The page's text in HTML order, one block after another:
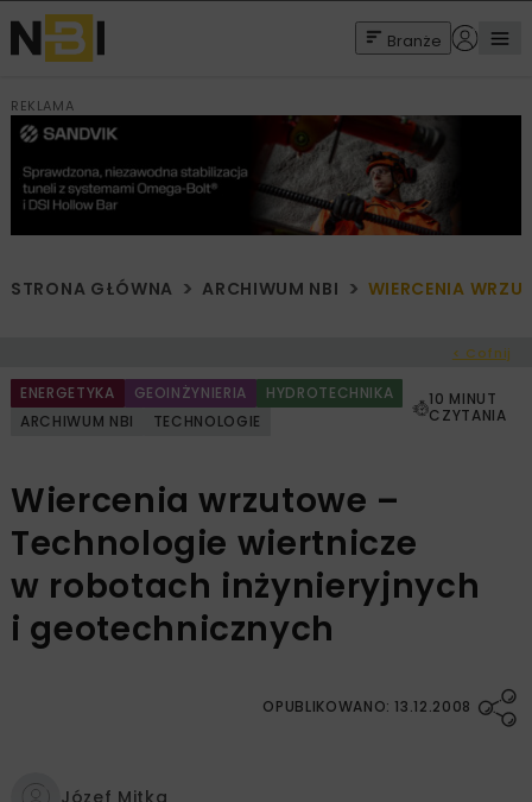
Branże
REKLAMA
STRONA GŁÓWNA ARCHIWUM NBI WIERCENIA
< Cofnij
ENERGETYKA GEOINŻYNIERIA
HYDROTECHNIKA
ARCHIWUM NBI
TECHNOLOGIE
10 MINUT
CZYTANIA
Wiercenia wrzutowe –
Technologie wiertnicze
w robotach inżynieryjnych
i geotechnicznych
OPUBLIKOWANO: 13.12.2008
Józef Mitka